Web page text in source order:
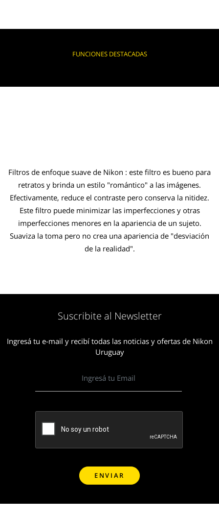
FUNCIONES DESTACADAS
Filtros de enfoque suave de Nikon : este filtro es bueno para
retratos y brinda un estilo "romántico" a las imágenes.
Efectivamente, reduce el contraste pero conserva la nitidez.
Este filtro puede minimizar las imperfecciones y otras
imperfecciones menores en la apariencia de un sujeto.
Suaviza la toma pero no crea una apariencia de "desviación
de la realidad".
Suscribite al Newsletter
Ingresá tu e-mail y recibí todas las noticias y ofertas de Nikon
Uruguay